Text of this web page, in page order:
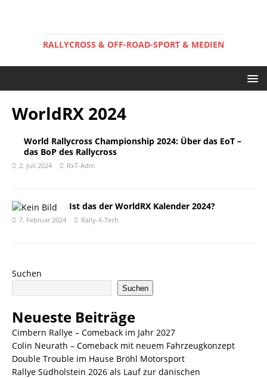
RALLYCROSS & OFF-ROAD-SPORT & MEDIEN
WorldRX 2024
World Rallycross Championship 2024: Über das EoT –
das BoP des Rallycross
2. Juli 2024 RxT-Adm
Ist das der WorldRX Kalender 2024?
7. Februar 2024 Rally-X-Tech
Suchen
Suchen
Neueste Beiträge
Cimbern Rallye – Comeback im Jahr 2027
Colin Neurath – Comeback mit neuem Fahrzeugkonzept
Double Trouble im Hause Bröhl Motorsport
Rallye Südholstein 2026 als Lauf zur dänischen